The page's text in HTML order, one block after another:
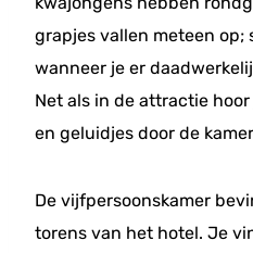
grapjes vallen meteen op;
wanneer je er
Net als in de attractie
en geluidjes door de
De vijfpersoonskamer
torens van het hotel. Je